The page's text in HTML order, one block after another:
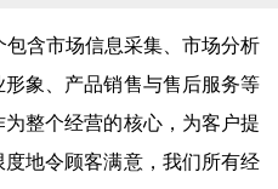
含市场信息采集、市场分析
象、产品销售与售后服务等
整个经营的核心，为客户提
地令顾客满意，我们所有经